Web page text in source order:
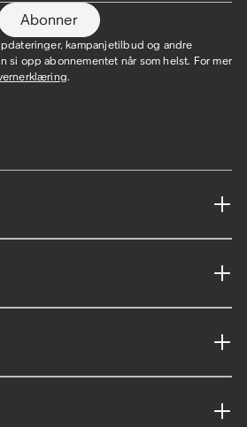
Abonner
kampanjetilbud og andre
si opp abonnementet når som helst. For mer
.